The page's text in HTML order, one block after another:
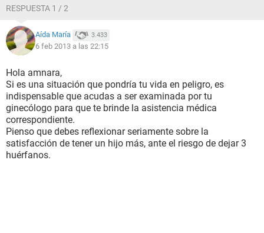
RESPUESTA 1 / 2
Aída María 3.433
6 feb 2013 a las 22:15
Hola amnara,
Si es una situación que pondría tu vida en peligro, es
indispensable que acudas a ser examinada por tu
ginecólogo para que te brinde la asistencia médica
correspondiente.
Pienso que debes reflexionar seriamente sobre la
satisfacción de tener un hijo más, ante el riesgo de dejar 3
huérfanos.